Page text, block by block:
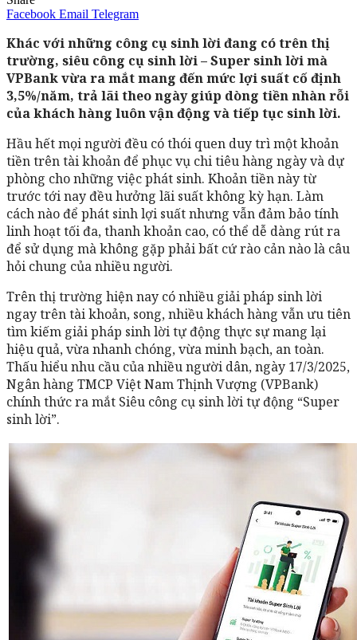
Facebook Email Telegram
Khác với những công cụ sinh lời đang có trên thị
trường, siêu công cụ sinh lời – Super sinh lời mà
VPBank vừa ra mắt mang đến mức lợi suất cố định
3,5%/năm, trả lãi theo ngày giúp dòng tiền nhàn rỗi
của khách hàng luôn vận động và tiếp tục sinh lời.
Hầu hết mọi người đều có thói quen duy trì một khoản
tiền trên tài khoản để phục vụ chi tiêu hàng ngày và dự
phòng cho những việc phát sinh. Khoản tiền này từ
trước tới nay đều hưởng lãi suất không kỳ hạn. Làm
cách nào để phát sinh lợi suất nhưng vẫn đảm bảo tính
linh hoạt tối đa, thanh khoản cao, có thể dễ dàng rút ra
để sử dụng mà không gặp phải bất cứ rào cản nào là câu
hỏi chung của nhiều người.
Trên thị trường hiện nay có nhiều giải pháp sinh lời
ngay trên tài khoản, song, nhiều khách hàng vẫn ưu tiên
tìm kiếm giải pháp sinh lời tự động thực sự mang lại
hiệu quả, vừa nhanh chóng, vừa minh bạch, an toàn.
Thấu hiểu nhu cầu của nhiều người dân, ngày 17/3/2025,
Ngân hàng TMCP Việt Nam Thịnh Vượng (VPBank)
chính thức ra mắt Siêu công cụ sinh lời tự động “Super
sinh lời”.